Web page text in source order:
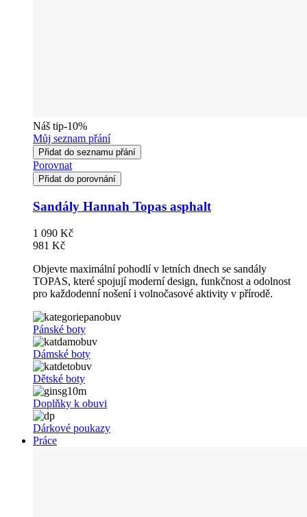
Náš tip-10%
Můj seznam přání
Přidat do seznamu přání
Porovnat
Přidat do porovnání
Sandály Hannah Topas asphalt
1 090 Kč
981 Kč
Objevte maximální pohodlí v letních dnech se sandály
TOPAS, které spojují moderní design, funkčnost a odolnost
pro každodenní nošení i volnočasové aktivity v přírodě.
Pánské boty
Dámské boty
Dětské boty
Doplňky k obuvi
Dárkové poukazy
Práce